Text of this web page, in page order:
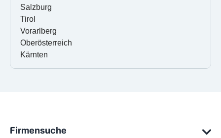
Salzburg
Tirol
Vorarlberg
Oberösterreich
Kärnten
Firmensuche